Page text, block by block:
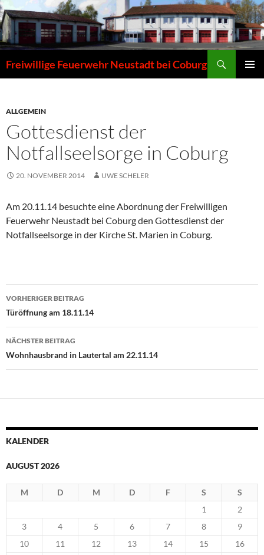
Zum
Inhalt
springen
Freiwillige Feuerwehr Neustadt bei Coburg
ALLGEMEIN
Gottesdienst der
Notfallseelsorge in Coburg
20. NOVEMBER 2014 UWE SCHELER
Am 20.11.14 besuchte eine Abordnung der Freiwilligen
Feuerwehr Neustadt bei Coburg den Gottesdienst der
Notfallseelsorge in der Kirche St. Marien in Coburg.
Beitragsnavigation
VORHERIGER BEITRAG
Türöffnung am 18.11.14
NÄCHSTER BEITRAG
Wohnhausbrand in Lautertal am 22.11.14
KALENDER
AUGUST 2026
M D M D F S S
1
2
3
4 5 6 7 8
9
10
11 12 13 14 15
16